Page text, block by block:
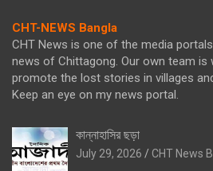
CHT-NEWS Bangla
CHT News is one of the media
news of Chittagong. Our own team is
promote the lost stories in villages
Keep an eye on my news portal.
কান্নাহাসির ছড়া
July 29, 2026 CHT News